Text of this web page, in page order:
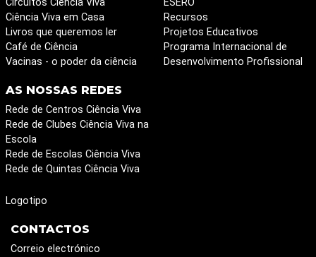
Circuitos Ciência Viva
Ciência Viva em Casa
Livros que queremos ler
Café de Ciência
Vacinas - o poder da ciência
ESERO
Recursos
Projetos Educativos
Programa Internacional de
Desenvolvimento Profissional
AS NOSSAS REDES
Rede de Centros Ciência Viva
Rede de Clubes Ciência Viva na
Escola
Rede de Escolas Ciência Viva
Rede de Quintas Ciência Viva
Logotipo
CONTACTOS
Correio electrónico